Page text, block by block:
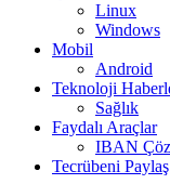
Linux
Windows
Mobil
Android
Teknoloji
Sağlık
Faydalı Araçlar
IBAN
Tecrübeni Paylaş